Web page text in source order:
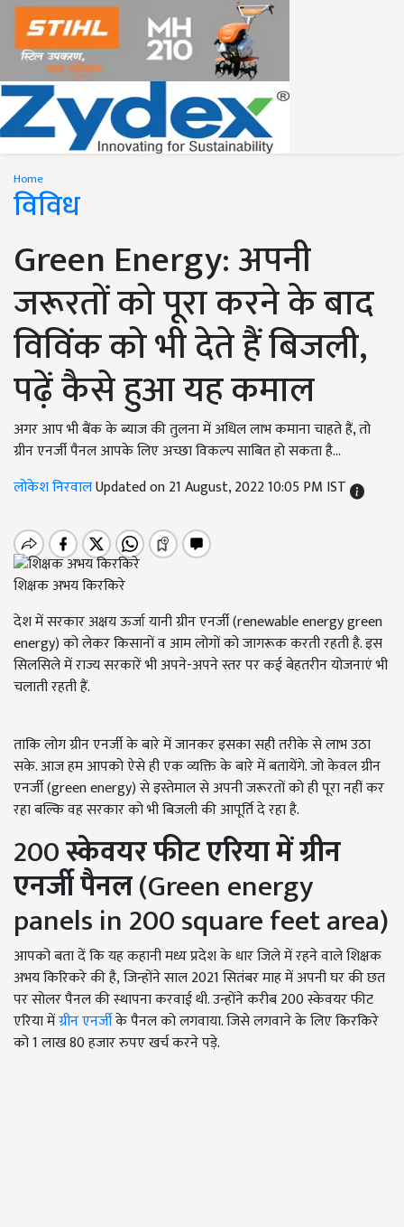
Home
विविध
Green Energy: अपनी
जरूरतों को पूरा करने के बाद
विविंक को भी देते हैं बिजली,
पढ़ें कैसे हुआ यह कमाल
अगर आप भी बैंक के ब्याज की तुलना में अधिल लाभ कमाना चाहते हैं, तो
ग्रीन एनर्जी पैनल आपके लिए अच्छा विकल्प साबित हो सकता है...
लोकेश निरवालUpdated on 21 August, 2022 10:05 PM IST
शिक्षक अभय किरकिरे
देश में सरकार अक्षय ऊर्जा यानी ग्रीन एनर्जी (renewable energy green
energy)को लेकर किसानों व आम लोगों को जागरूक करती रहती है. इस
सिलसिले में राज्य सरकारें भी अपने-अपने स्तर पर कई बेहतरीन योजनाएं भी
चलाती रहती हैं.
ताकि लोग ग्रीन एनर्जी के बारे में जानकर इसका सही तरीके से लाभ उठा
सके. आज हम आपको ऐसे ही एक व्यक्ति के बारे में बतायेंगे. जो केवल ग्रीन
एनर्जी (green energy)से इस्तेमाल से अपनी जरूरतों को ही पूरा नहीं कर
रहा बल्कि वह सरकार को भी बिजली की आपूर्ति दे रहा है.
200स्केवयर फीट एरियामें ग्रीन
एनर्जी पैनल(Green energy
panels in 200 square feet area)
आपको बता दें कि यह कहानी मध्य प्रदेश के धार जिले में रहने वाले शिक्षक
अभय किरिकरे की है, जिन्होंने साल 2021सितंबर माह में अपनी घर की छत
पर सोलर पैनल की स्थापना करवाई थी. उन्होंने करीब200स्केवयर फीट
एरिया मेंग्रीन एनर्जीके पैनल को लगवाया. जिसे लगवाने के लिए किरकिरे
को1लाख80हजार रुपए खर्च करने पड़े.